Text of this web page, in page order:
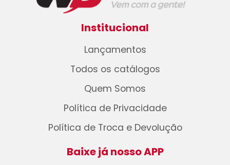
Institucional
Lançamentos
Todos os catálogos
Quem Somos
Política de Privacidade
Política de Troca e Devolução
Baixe já nosso APP